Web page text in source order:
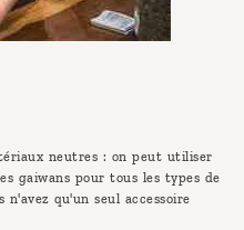
neutres : on peut utiliser
gaiwans pour tous les types de
n'avez qu'un seul accessoire